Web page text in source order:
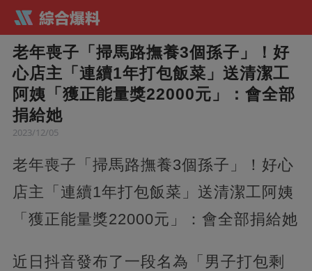
老年喪子「掃馬路撫養3個孫子」！好
心店主「連續1年打包飯菜」送清潔工
阿姨「獲正能量獎22000元」：會全部
捐給她
2023/12/05
老年喪子「掃馬路撫養3個孫子」！好心
店主「連續1年打包飯菜」送清潔工阿姨
「獲正能量獎22000元」：會全部捐給她
近日抖音發布了一段名為「男子打包剩